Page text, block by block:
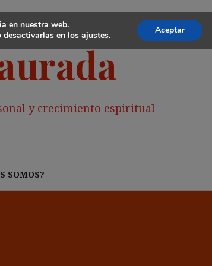
y crecimiento espiritual
SOMOS?
en nuestra web.
desactivarlas en losajustes. Aceptar